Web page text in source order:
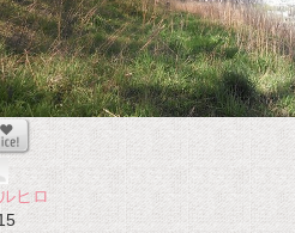
ヒロ